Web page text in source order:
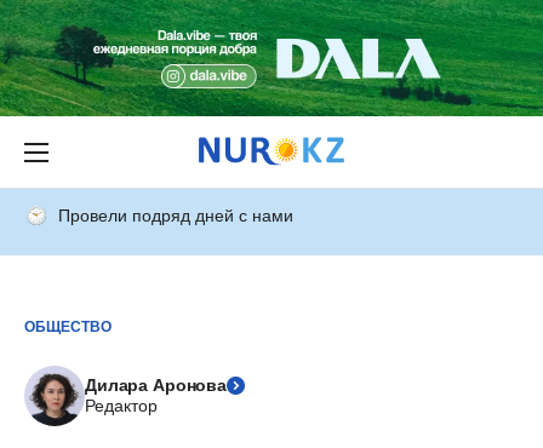
Провели подряд дней с нами
ОБЩЕСТВО
Дилара Аронова
Редактор